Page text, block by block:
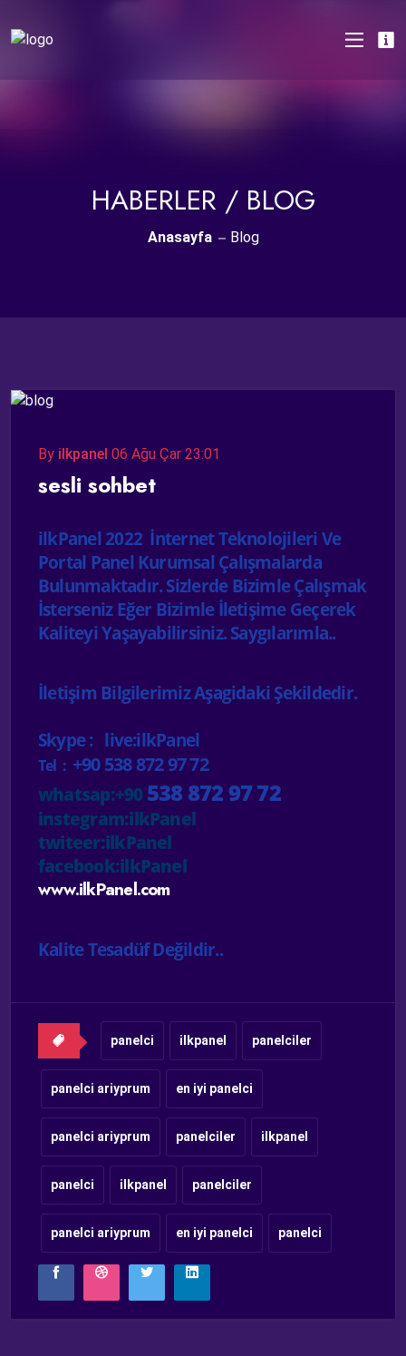
HABERLER / BLOG
Anasayfa Blog
By ilkpanel 06 Ağu Çar 23:01
sesli sohbet
ilkPanel 2022 İnternet Teknolojileri Ve
Portal Panel Kurumsal Çalışmalarda
Bulunmaktadır. Sizlerde Bizimle Çalışmak
İsterseniz Eğer Bizimle İletişime Geçerek
Kaliteyi Yaşayabilirsiniz. Saygılarımla..
İletişim Bilgilerimiz Aşagidaki Şekildedir.
Skype : live:ilkPanel
Tel : +90 538 872 97 72
whatsap:+90 538 872 97 72
instegram:ilkPanel
twiteer:ilkPanel
facebook:ilkPanel
www.ilkPanel.com
Kalite Tesadüf Değildir..
panelci ilkpanel panelciler
panelci ariyprum en iyi panelci
panelci ariyprum panelciler ilkpanel
panelci ilkpanel panelciler
panelci ariyprum en iyi panelci panelci